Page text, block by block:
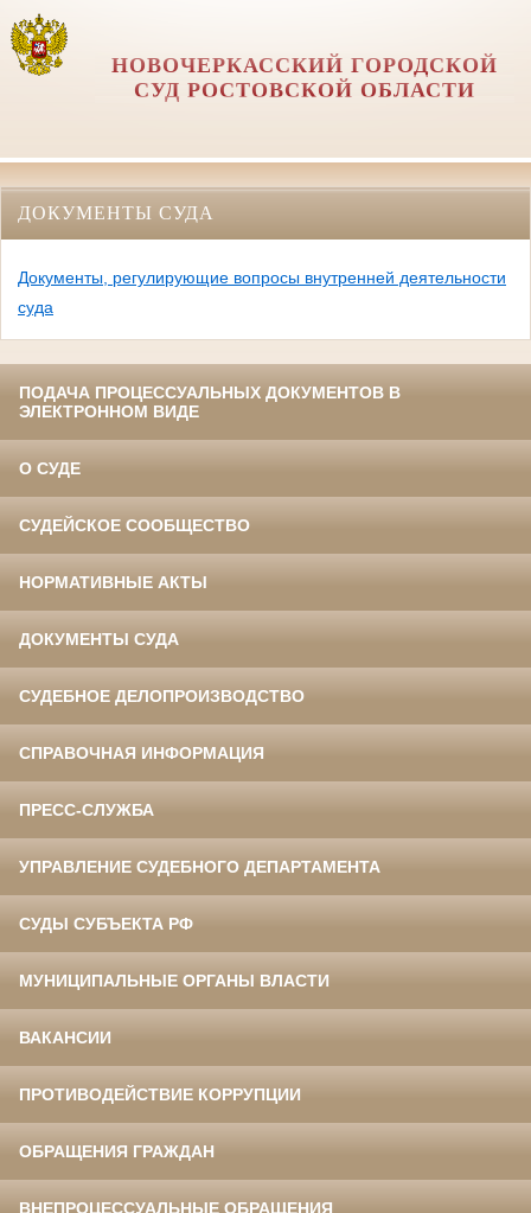
НОВОЧЕРКАССКИЙ ГОРОДСКОЙ
СУД РОСТОВСКОЙ ОБЛАСТИ
ДОКУМЕНТЫ СУДА
Документы, регулирующие вопросы внутренней деятельности
суда
ПОДАЧА ПРОЦЕССУАЛЬНЫХ ДОКУМЕНТОВ В
ЭЛЕКТРОННОМ ВИДЕ
О СУДЕ
СУДЕЙСКОЕ СООБЩЕСТВО
НОРМАТИВНЫЕ АКТЫ
ДОКУМЕНТЫ СУДА
СУДЕБНОЕ ДЕЛОПРОИЗВОДСТВО
СПРАВОЧНАЯ ИНФОРМАЦИЯ
ПРЕСС-СЛУЖБА
УПРАВЛЕНИЕ СУДЕБНОГО ДЕПАРТАМЕНТА
СУДЫ СУБЪЕКТА РФ
МУНИЦИПАЛЬНЫЕ ОРГАНЫ ВЛАСТИ
ВАКАНСИИ
ПРОТИВОДЕЙСТВИЕ КОРРУПЦИИ
ОБРАЩЕНИЯ ГРАЖДАН
ВНЕПРОЦЕССУАЛЬНЫЕ ОБРАЩЕНИЯ